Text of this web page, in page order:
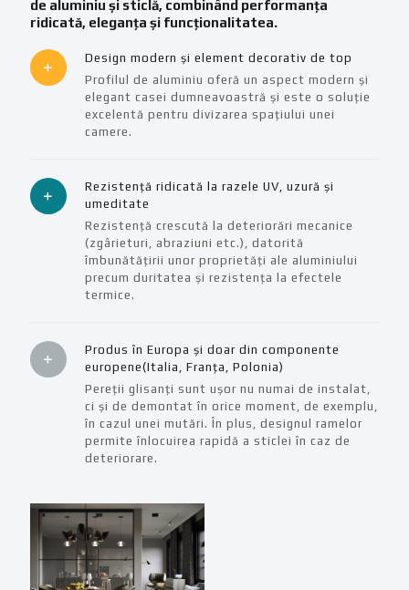
de aluminiu și sticlă, combinând performanța
ridicată, eleganța și funcționalitatea.
Design modern și element decorativ de top
Profilul de aluminiu oferă un aspect modern și
elegant casei dumneavoastră și este o soluție
excelentă pentru divizarea spațiului unei
camere.
Rezistență ridicată la razele UV, uzură și
umeditate
Rezistență crescută la deteriorări mecanice
(zgârieturi, abraziuni etc.), datorită
îmbunătățirii unor proprietăți ale aluminiului
precum duritatea și rezistența la efectele
termice.
Produs în Europa și doar din componente
europene(Italia, Franța, Polonia)
Pereții glisanți sunt ușor nu numai de instalat,
ci și de demontat în orice moment, de exemplu,
în cazul unei mutări. În plus, designul ramelor
permite înlocuirea rapidă a sticlei în caz de
deteriorare.